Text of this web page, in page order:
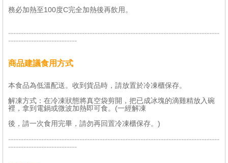
務必加熱至100度C完全加熱後再飲用。
-----------------------------------------------------------------------------------
---------------------------
商品建議食用方式
本食品為低溫配送。收到貨品時，請放置於冷凍櫃保存。
解凍方式：在冷凍狀態將真空袋剪開，把已成冰塊的滴雞精放入碗
裡，拿到電鍋或微波加熱即可食。(一經解凍
後，請一次食用完畢，請勿再回置冷凍櫃保存。)
-----------------------------------------------------------------------------------
---------------------------